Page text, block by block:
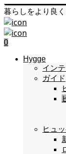
暮らしをより良
0
Hygge
イン
ガイド
ヒュ